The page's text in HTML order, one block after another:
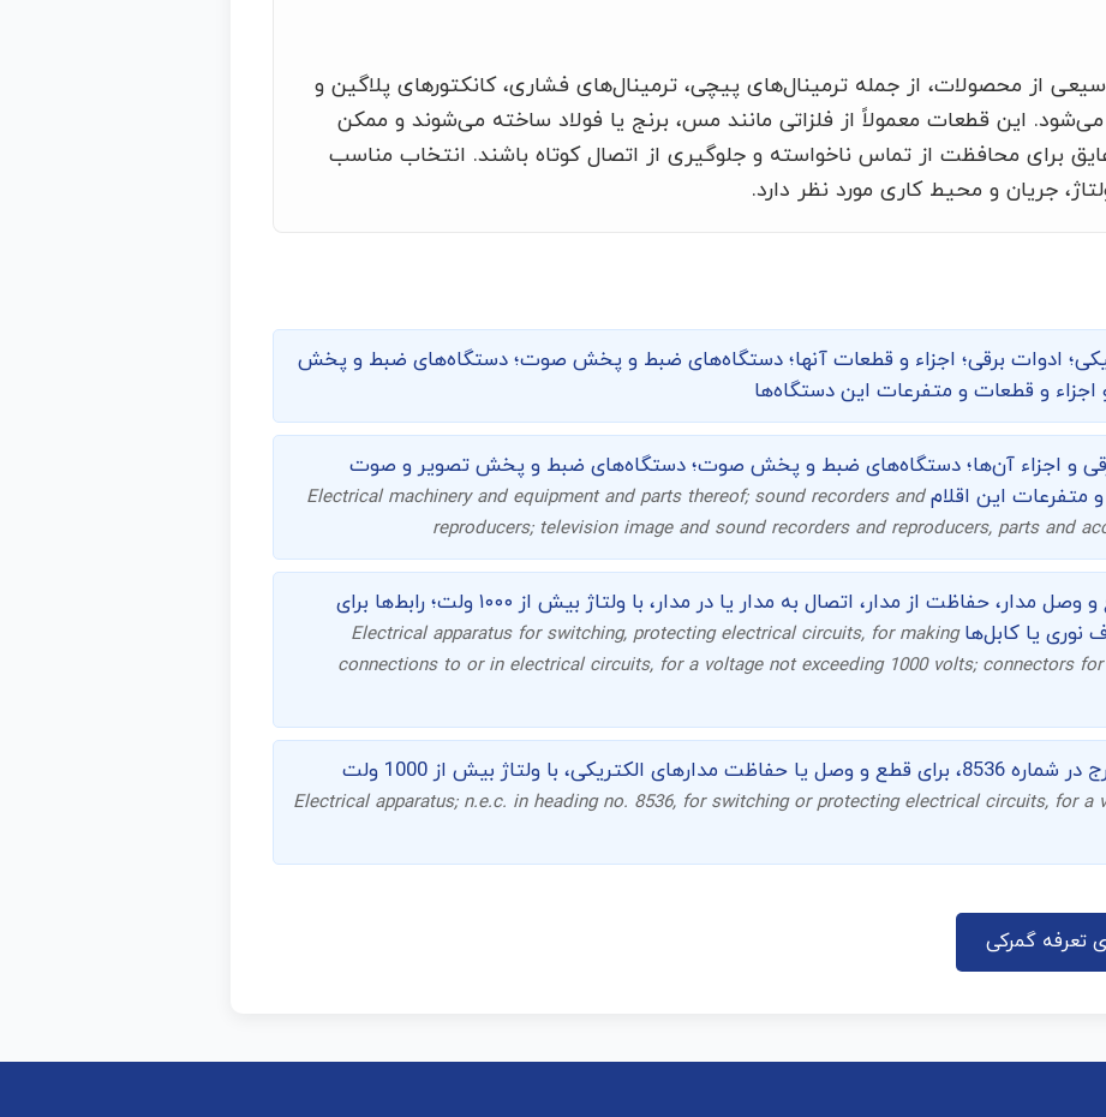
از محصولات، از جمله ترمینال‌های پیچی، ترمینال‌های فشاری، کانکتورهای پلاگین و
این قطعات معمولاً از فلزاتی مانند مس، برنج یا فولاد ساخته می‌شوند و ممکن
برای محافظت از تماس ناخواسته و جلوگیری از اتصال کوتاه باشند. انتخاب مناسب
جریان و محیط کاری مورد نظر دارد.
ادوات برقی؛ اجزاء و قطعات آنها؛ دستگاه‌های ضبط و پخش صوت؛ دستگاه‌های ضبط و پخش
و قطعات و متفرعات این دستگاه‌ها
و اجزاء آن‌ها؛ دستگاه‌های ضبط و پخش صوت؛ دستگاه‌های ضبط و پخش تصویر و صوت
و متفرعات این اقلامElectrical machinery and equipment and parts thereof; sound recorders and
reproducers; television image and sound recorders and reproducers, parts and
دستگاه‌های برقی برای قطع و وصل مدار، حفاظت از مدار، اتصال به مدار یا در مدار، با ولتاژ بیش از ۱۰۰۰ ولت؛ رابط‌ها برای
نوری یا کابل‌هاElectrical apparatus for switching, protecting electrical circuits, for making
connections to or in electrical circuits, for a voltage not exceeding 1000 volts; connectors
با ولتاژ بیش از 1000 ولت
Electrical apparatus; n.e.c. in heading no. 8536, for switching or protecting electrical circuits, for a
تعرفه گمرکی